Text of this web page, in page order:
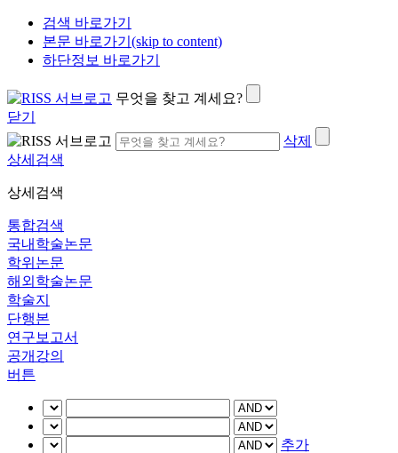
검색 바로가기
본문 바로가기(skip to content)
하단정보 바로가기
무엇을 찾고 계세요?
닫기
삭제
상세검색
상세검색
통합검색
국내학술논문
학위논문
해외학술논문
학술지
단행본
연구보고서
공개강의
버튼
추가